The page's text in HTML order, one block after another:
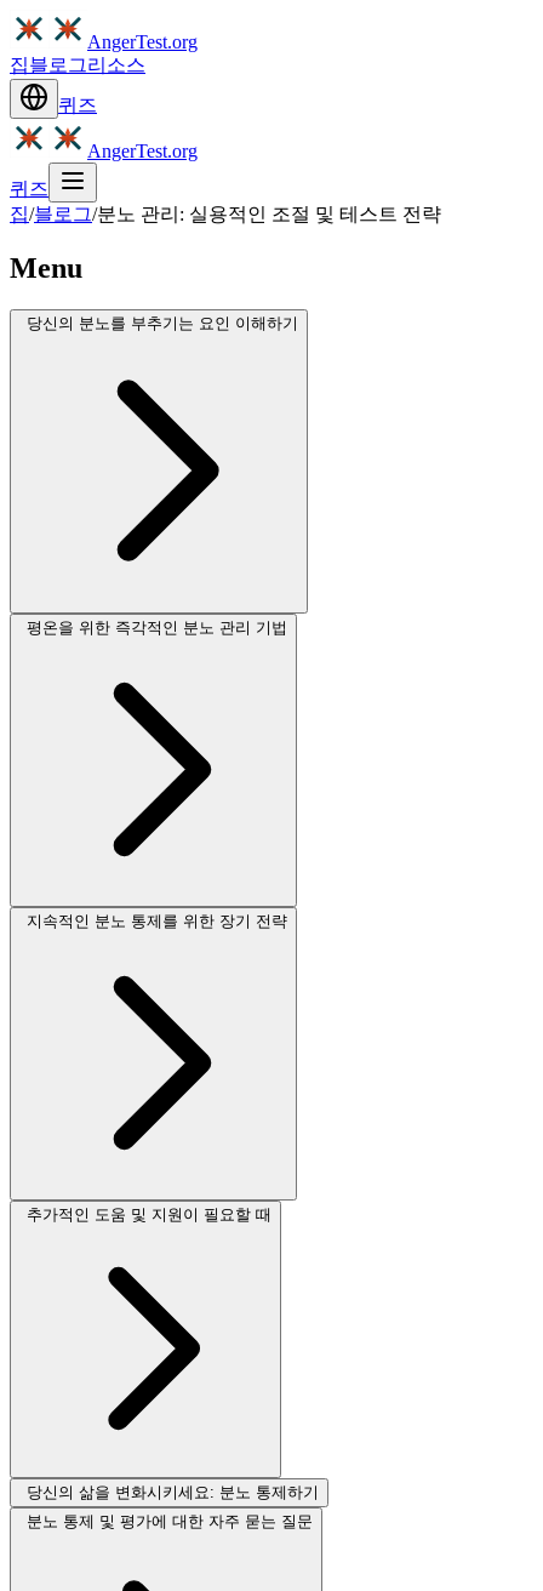
AngerTest.org
집블로그리소스
퀴즈
AngerTest.org
퀴즈
집/블로그/분노 관리: 실용적인 조절 및 테스트 전략
Menu
당신의 분노를 부추기는 요인 이해하기
평온을 위한 즉각적인 분노 관리 기법
지속적인 분노 통제를 위한 장기 전략
추가적인 도움 및 지원이 필요할 때
당신의 삶을 변화시키세요: 분노 통제하기
분노 통제 및 평가에 대한 자주 묻는 질문